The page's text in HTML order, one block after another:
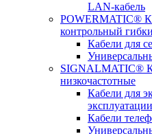
LAN-кабель
POWERMATIC®
контрольный
Кабели для
SIGNALMATIC®
низкочастотные
Кабели для
эксплуатации
Кабели